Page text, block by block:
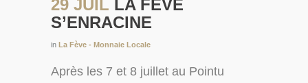
29 JUIL LA FÈVE
S’ENRACINE
in La Fève - Monnaie Locale
Après les 7 et 8 juillet au Pointu